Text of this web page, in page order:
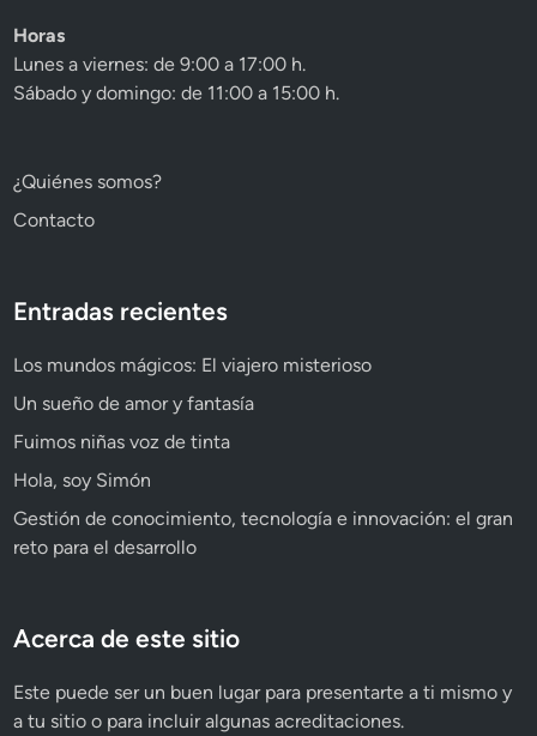
Horas
Lunes a viernes: de 9:00 a 17:00 h.
Sábado y domingo: de 11:00 a 15:00 h.
¿Quiénes somos?
Contacto
Entradas recientes
Los mundos mágicos: El viajero misterioso
Un sueño de amor y fantasía
Fuimos niñas voz de tinta
Hola, soy Simón
Gestión de conocimiento, tecnología e innovación: el gran
reto para el desarrollo
Acerca de este sitio
Este puede ser un buen lugar para presentarte a ti mismo y
a tu sitio o para incluir algunas acreditaciones.